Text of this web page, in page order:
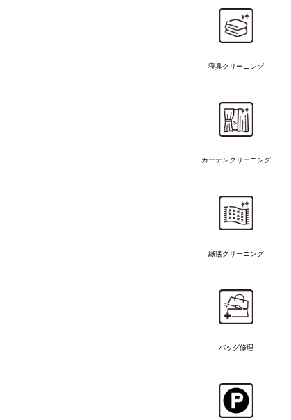
寝具クリーニング
カーテンクリーニング
絨毯クリーニング
バッグ修理